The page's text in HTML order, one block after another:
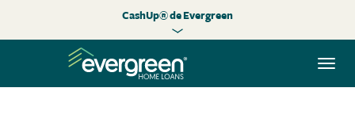
CashUp® de Evergreen